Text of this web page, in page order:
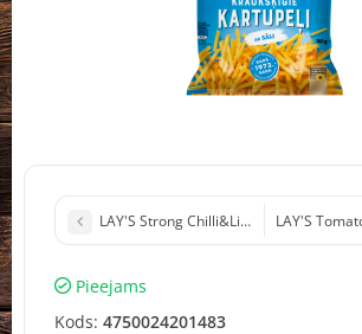
LAY'S Strong Chilli&Lime čipši ar čili
LAY'S
Pieejams
Kods: 4750024201483